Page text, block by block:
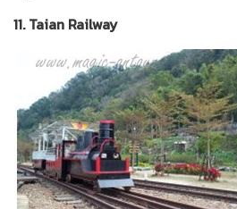
11. Taian Railway